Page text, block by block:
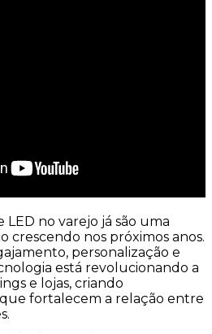
LED no varejo já são uma
crescendo nos próximos anos.
personalização e
está revolucionando a
e lojas, criando
fortalecem a relação entre